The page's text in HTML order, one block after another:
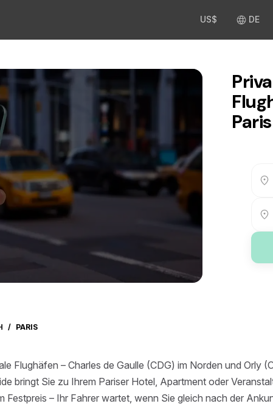
US$ DE
Paris
/ PARIS
Flughäfen – Charles de Gaulle (CDG) im Norden und Orly
bringt Sie zu Ihrem Pariser Hotel, Apartment oder
Festpreis – Ihr Fahrer wartet, wenn Sie gleich nach der